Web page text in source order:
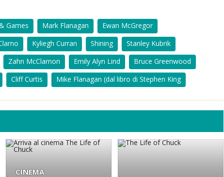
Games Mark Flanagan
Ewan McGregor
Kyliegh Curran Shining
Stanley Kubrik
Zahn McClarnon Emily Alyn Lind
Bruce Greenwood
Cliff Curtis Mike Flanagan (dal libro di Stephen King
CINEMA